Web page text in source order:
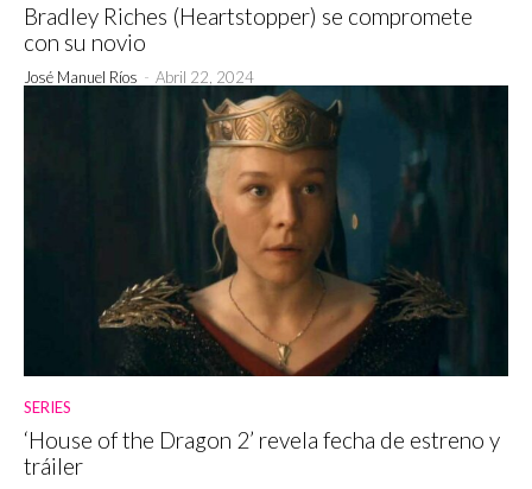
Bradley Riches (Heartstopper) se compromete
con su novio
José Manuel Ríos - Abril 22, 2024
SERIES
‘House of the Dragon 2’ revela fecha de estreno y
tráiler